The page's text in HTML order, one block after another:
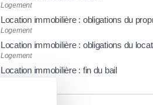
Logement
Location immobilière : obligations du
Logement
Location immobilière : obligations du
Logement
Location immobilière : fin du bail